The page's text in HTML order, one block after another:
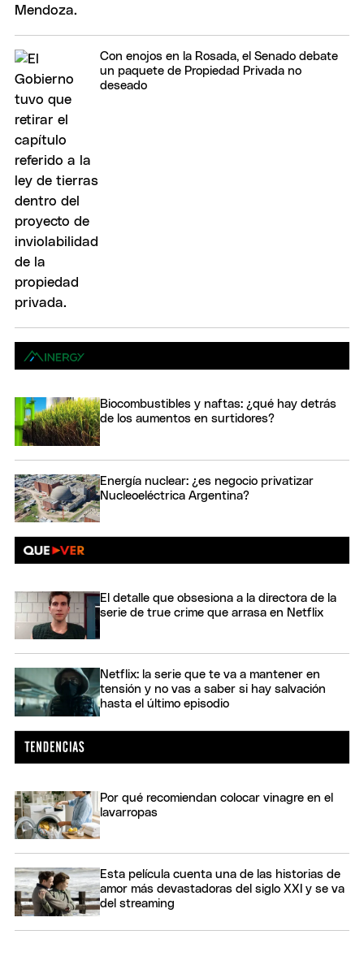
Con enojos en la Rosada, el Senado debate
un paquete de Propiedad Privada no
deseado
Biocombustibles y naftas: ¿qué hay detrás
de los aumentos en surtidores?
Energía nuclear: ¿es negocio privatizar
Nucleoeléctrica Argentina?
El detalle que obsesiona a la directora de la
serie de true crime que arrasa en Netflix
Netflix: la serie que te va a mantener en
tensión y no vas a saber si hay salvación
hasta el último episodio
Por qué recomiendan colocar vinagre en el
lavarropas
Esta película cuenta una de las historias de
amor más devastadoras del siglo XXI y se va
del streaming